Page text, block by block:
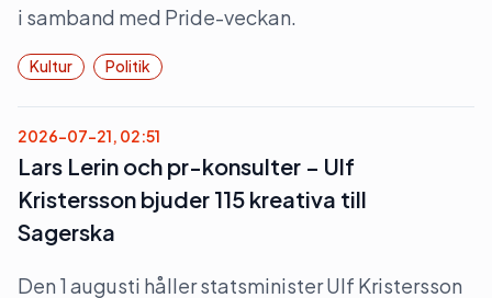
i samband med Pride-veckan.
Kultur Politik
2026-07-21, 02:51
Lars Lerin och pr-konsulter – Ulf
Kristersson bjuder 115 kreativa till
Sagerska
Den 1 augusti håller statsminister Ulf Kristersson